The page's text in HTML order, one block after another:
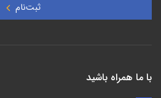
ثبت‌نام
با ما همراه باشید